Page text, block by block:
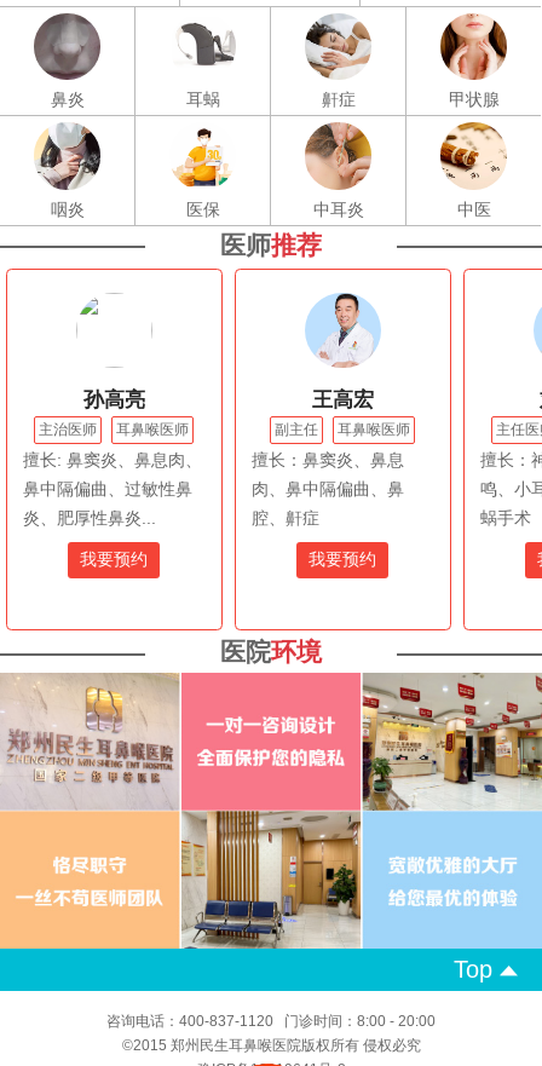
鼻炎 耳蜗 鼾症 甲状腺
咽炎 医保 中耳炎 中医
医师推荐
孙高亮
主治医师 耳鼻喉医师
擅长: 鼻窦炎、鼻息肉、
鼻中隔偏曲、过敏性鼻
炎、肥厚性鼻炎...
我要预约
王高宏
副主任 耳鼻喉医师
擅长：鼻窦炎、鼻息
肉、鼻中隔偏曲、鼻
腔、鼾症
我要预约
主任
擅长：
鸣、小
蜗手术
医院环境
Top
咨询电话：400-837-1120 门诊时间：8:00 - 20:00
©2015 郑州民生耳鼻喉医院版权所有 侵权必究